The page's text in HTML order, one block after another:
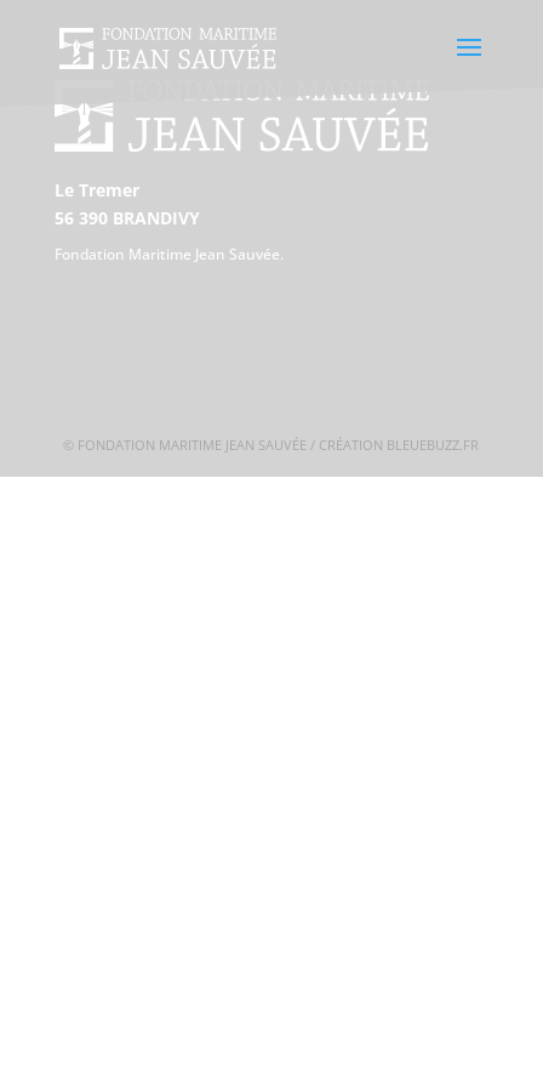
Le Tremer
56 390 BRANDIVY
Fondation Maritime Jean Sauvée.
© FONDATION MARITIME JEAN SAUVÉE / CRÉATION BLEUEBUZZ.FR